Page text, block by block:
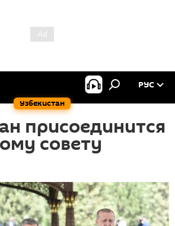
Узбекистан
РУС
присоединится
совету